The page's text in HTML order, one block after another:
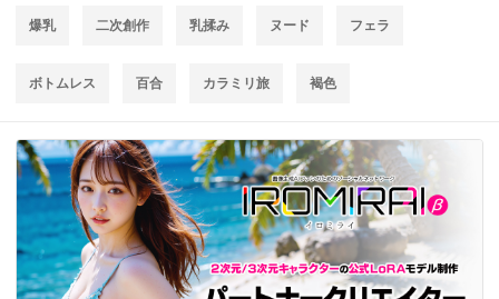
爆乳 二次創作 乳揉み ヌード フェラ
ボトムレス 百合 カラミリ旅 褐色